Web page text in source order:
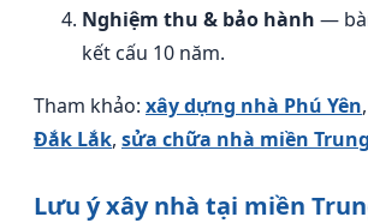
Nghiệm thu & bảo hành —
kết cấu 10 năm.
Tham khảo: xây dựng nhà Phú Yên,
Đắk Lắk, sửa chữa nhà miền Trung
Lưu ý xây nhà tại miền